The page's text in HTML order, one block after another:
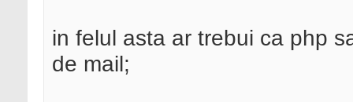
in felul asta ar trebui ca php
de mail;